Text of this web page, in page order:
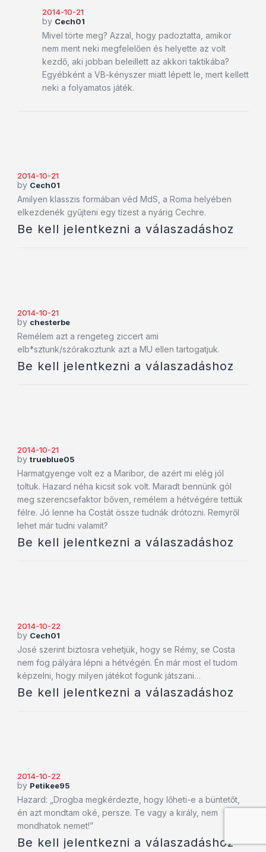
2014-10-21
by Cech01
Mivel törte meg? Azzal, hogy padoztatta, amikor
nem ment neki megfelelően és helyette az volt
kezdő, aki jobban beleillett az akkori taktikába?
Egyébként a VB-kényszer miatt lépett le, mert kellett
neki a folyamatos játék.
2014-10-21
by Cech01
Amilyen klasszis formában véd MdS, a Roma helyében
elkezdenék gyűjteni egy tízest a nyárig Cechre.
Be kell jelentkezni a válaszadáshoz
2014-10-21
by chesterbe
Remélem azt a rengeteg ziccert ami
elb*sztunk/szórakoztunk azt a MU ellen tartogatjuk.
Be kell jelentkezni a válaszadáshoz
2014-10-21
by trueblue05
Harmatgyenge volt ez a Maribor, de azért mi elég jól
toltuk. Hazard néha kicsit sok volt. Maradt bennünk gól
meg szerencsefaktor bőven, remélem a hétvégére tettük
félre. Jó lenne ha Costát össze tudnák drótozni. Remyről
lehet már tudni valamit?
Be kell jelentkezni a válaszadáshoz
2014-10-22
by Cech01
José szerint biztosra vehetjük, hogy se Rémy, se Costa
nem fog pályára lépni a hétvégén. Én már most el tudom
képzelni, hogy milyen játékot fogunk játszani…
Be kell jelentkezni a válaszadáshoz
2014-10-22
by Petikee95
Hazard: „Drogba megkérdezte, hogy lőheti-e a büntetőt,
én azt mondtam oké, persze. Te vagy a király, nem
mondhatok nemet!”
Be kell jelentkezni a válaszadáshoz